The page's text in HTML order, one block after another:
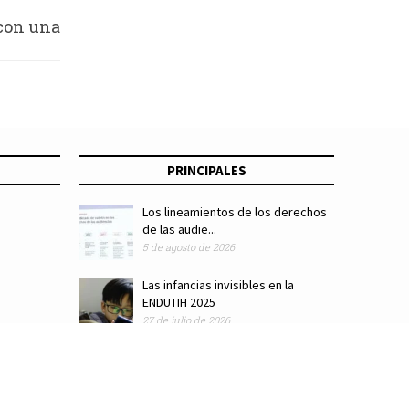
una
PRINCIPALES
Los lineamientos de los derechos
de las audie...
5 de agosto de 2026
Las infancias invisibles en la
ENDUTIH 2025
27 de julio de 2026